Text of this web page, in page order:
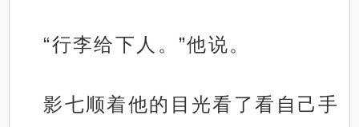
“行李给下人。”他说。
影七顺着他的目光看了看自己手